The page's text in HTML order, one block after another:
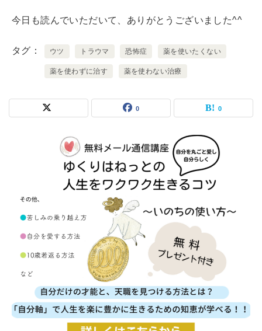
今日も読んでいただいて、ありがとうございました^^
タグ ウツ トラウマ 恐怖症 薬を使いたくない
薬を使わずに治す 薬を使わない治療
0 0